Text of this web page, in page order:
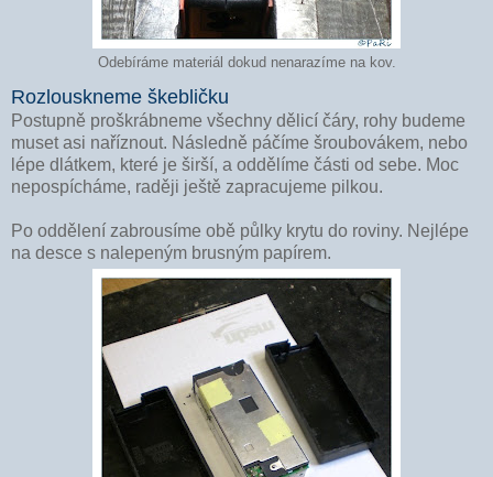
Odebíráme materiál dokud nenarazíme na kov.
Rozlouskneme škebličku
Postupně proškrábneme všechny dělicí čáry, rohy budeme
muset asi naříznout. Následně páčíme šroubovákem, nebo
lépe dlátkem, které je širší, a oddělíme části od sebe. Moc
nepospícháme, raději ještě zapracujeme pilkou.
Po oddělení zabrousíme obě půlky krytu do roviny. Nejlépe
na desce s nalepeným brusným papírem.